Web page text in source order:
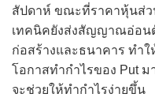
สัปดาห์ ขณะที่ราคาหุ้นส่ว
เทคนิคยังส่งสัญญาณอ่อน
ก่อสร้างและธนาคาร ทำ
โอกาสทำกำไรของ Put ม
จะช่วยให้ทำกำไรง่ายขึ้น